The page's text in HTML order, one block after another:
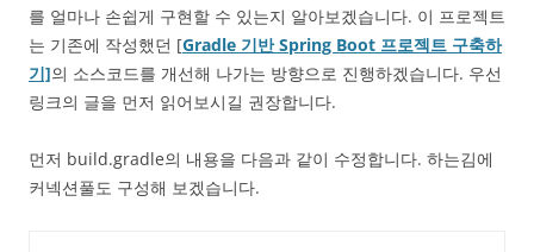
를 얼마나 손쉽게 구현할 수 있는지 알아보겠습니다. 이 프로젝트
는 기존에 작성했던 [Gradle 기반 Spring Boot 프로젝트 구축하
기]의 소스코드를 개선해 나가는 방향으로 진행하겠습니다. 우선
링크의 글을 먼저 읽어보시길 권장합니다.
먼저 build.gradle의 내용을 다음과 같이 수정합니다. 하는김에
커넥션풀도 구성해 보겠습니다.